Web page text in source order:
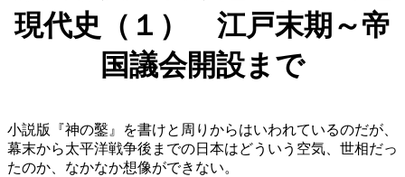
現代史（１） 江戸末期～帝
国議会開設まで
小説版『神の鑿』を書けと周りからはいわれているのだが、
幕末から太平洋戦争後までの日本はどういう空気、世相だっ
たのか、なかなか想像ができない。